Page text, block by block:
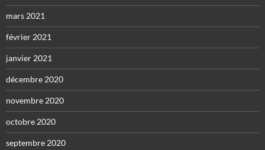
mars 2021
février 2021
janvier 2021
décembre 2020
novembre 2020
octobre 2020
septembre 2020